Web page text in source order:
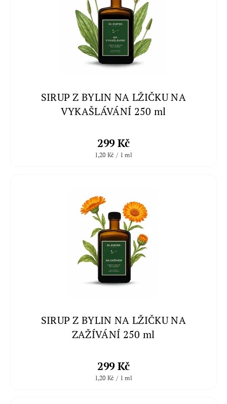
SIRUP Z BYLIN NA LŽIČKU NA
VYKAŠLÁVÁNÍ 250 ml
299 Kč
1,20 Kč / 1 ml
SIRUP Z BYLIN NA LŽIČKU NA
ZAŽÍVÁNÍ 250 ml
299 Kč
1,20 Kč / 1 ml